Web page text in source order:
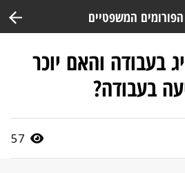
המשפטיים
בעבודה והאם יוכר
בעבודה?
57